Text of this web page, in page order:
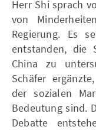
Herr Shi sprach
von
Regierung. Es
entstanden, die
China zu
Schäfer
der sozialen
Bedeutung sind.
Debatte